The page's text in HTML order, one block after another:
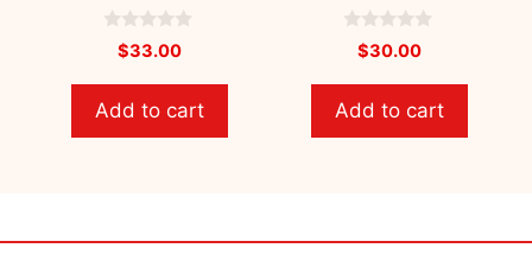
o
5
$33.00
Add to cart
o
5
$30.00
Add to cart